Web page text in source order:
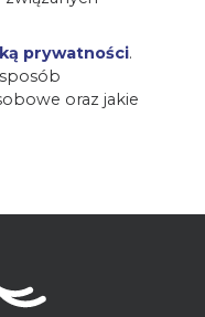
prywatności.
oraz jakie